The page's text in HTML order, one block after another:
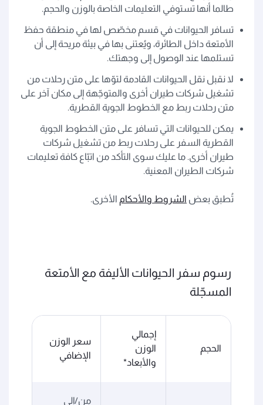
طالما أنها تستوفي التعليمات الخاصة بالوزن والحجم.
تسافر الحيوانات في قسم مخصّص لها في منطقة حفظ
الأمتعة داخل الطائرة، ويُعتنى بها في بيئة مريحة إلى أن
تستلمها عند الوصول إلى وجهتك.
لا نقبل نقل الحيوانات القادمة لتوّها على متن رحلات من
تشغيل شركات طيران أخرى والمتوجّهة إلى مكان آخر على
متن رحلات ربط مع الخطوط الجوية القطرية.
يمكن للحيوانات التي تسافر على متن الخطوط الجوية
القطرية السفر على رحلات ربط من تشغيل شركات
طيران أخرى. ما عليك سوى التأكد من اتبّاع كافة تعليمات
شركات الطيران المعنية.
تُطبق بعض الشروط والأحكام الأخرى.
رسوم سفر الحيوانات الأليفة مع الأمتعة
المسجّلة
الحجم
إجمالي
الوزن
والأبعاد*
سعر الوزن
الإضافي
من/إلى